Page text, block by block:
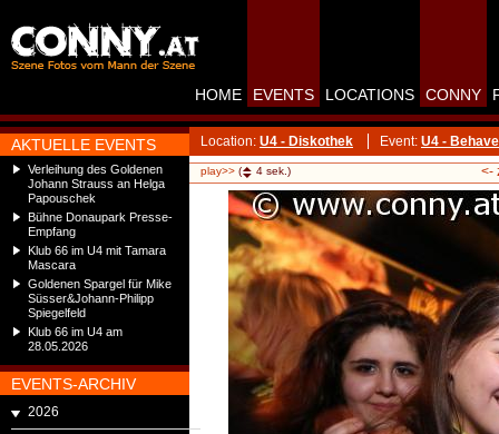
AKTUELLE EVENTS
Verleihung des Goldenen
Johann Strauss an Helga
Papouschek
Bühne Donaupark Presse-
Empfang
Klub 66 im U4 mit Tamara
Mascara
Goldenen Spargel für Mike
Süsser&Johann-Philipp
Spiegelfeld
Klub 66 im U4 am
28.05.2026
EVENTS-ARCHIV
2026
HOME EVENTS LOCATIONS CONNY
Location: U4 - Diskothek Event: U4 - Behave
play>> ( 4 sek.) <-